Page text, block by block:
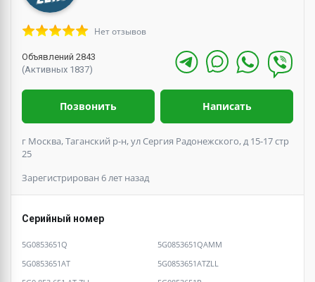
Нет отзывов
Объявлений 2843
(Активных 1837)
Позвонить Написать
г Москва, Таганский р-н, ул Сергия Радонежского, д 15-17 стр
25
Зарегистрирован 6 лет назад
Серийный номер
5G0853651Q
5G0853651QAMM
5G0853651AT
5G0853651ATZLL